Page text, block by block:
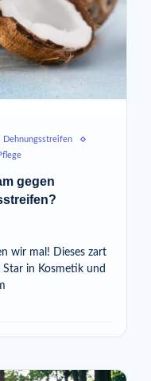
Dehnungsstreifen
gegen
wir mal! Dieses zart
in Kosmetik und